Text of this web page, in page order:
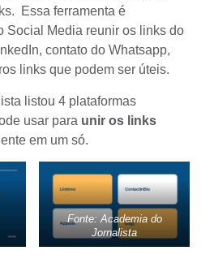
Essa ferramenta é
Social Media reunir os links do
contato do Whatsapp,
links que podem ser úteis.
listou 4 plataformas
usar para unir os links
em um só.
Fonte: Academia do
Jornalista